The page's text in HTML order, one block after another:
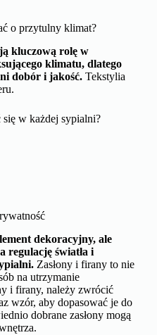
o przytulny klimat?
kluczową rolę w
klimatu, dlatego
dobór i jakość.Tekstylia
w każdej sypialni?
dekoracyjny, ale
regulację światła i
Zasłony i firany to nie
na utrzymanie
i firany, należy zwrócić
wzór, aby dopasować je do
dobrane zasłony mogą